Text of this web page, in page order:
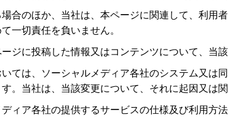
場合のほか、当社は、本ページに関連して、利用
一切責任を負いません。
ジに投稿した情報又はコンテンツについて、当
ては、ソーシャルメディア各社のシステム又は
。当社は、当該変更について、それに起因又は
ィア各社の提供するサービスの仕様及び利用方